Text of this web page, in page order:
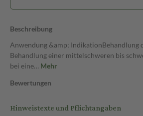
Beschreibung
Anwendung &amp; IndikationBehandlung
Behandlung einer mittelschweren bis
bei eine… Mehr
Bewertungen
Hinweistexte und Pflichtangaben